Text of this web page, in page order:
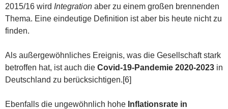
2015/16 wird Integration aber zu einem großen brennenden
Thema. Eine eindeutige Definition ist aber bis heute nicht zu
finden.
Als außergewöhnliches Ereignis, was die Gesellschaft stark
betroffen hat, ist auch die Covid-19-Pandemie 2020-2023 in
Deutschland zu berücksichtigen.[6]
Ebenfalls die ungewöhnlich hohe Inflationsrate in